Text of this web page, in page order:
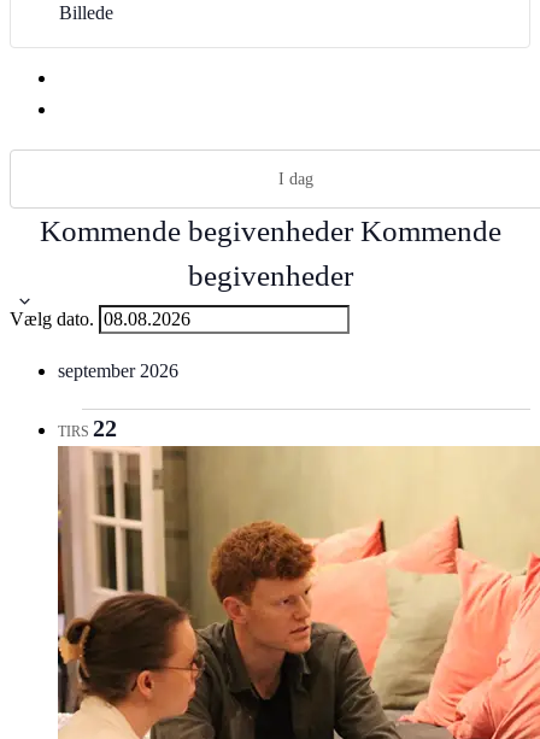
Billede
I dag
Kommende begivenhederKommende
begivenheder
Vælg dato.
september 2026
TIRS 22